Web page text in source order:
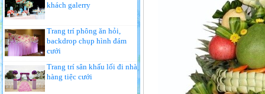
khách galerry
Trang trí phông ăn hỏi,
backdrop chụp hình đám
cưới
Trang trí sân khấu lối đi nhà
hàng tiệc cưới